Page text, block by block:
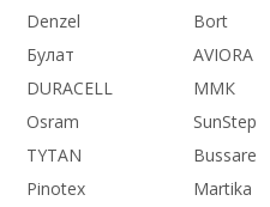
Denzel
Bort
Булат
AVIORA
DURACELL
ММК
Osram
SunStep
TYTAN
Bussare
Pinotex
Martika